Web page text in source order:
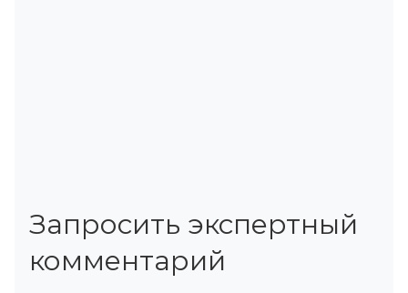
Запросить экспертный
комментарий